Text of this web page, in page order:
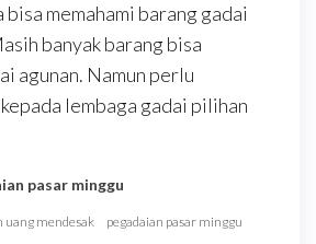
memahami barang gadai
banyak barang bisa
agunan. Namun perlu
lembaga gadai pilihan
pasar minggu
mendesak pegadaian pasar minggu